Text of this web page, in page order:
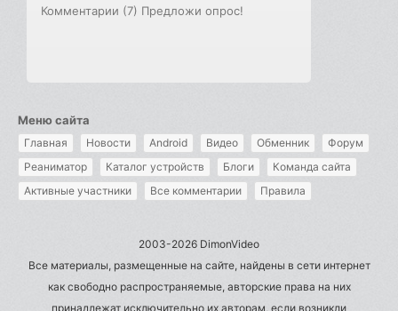
Комментарии (7) Предложи опрос!
Меню сайта
Главная Новости Android Видео Обменник
Форум
Реаниматор
Каталог устройств Блоги
Команда сайта
Активные участники
Все комментарии Правила
2003-2026 DimonVideo
Все материалы, размещенные на сайте, найдены в сети интернет
как свободно распространяемые, авторские права на них
принадлежат исключительно их авторам, если возникли